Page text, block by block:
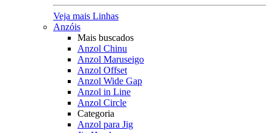
Veja mais Linhas
Anzóis
Mais buscados
Anzol Chinu
Anzol Maruseigo
Anzol Offset
Anzol Wide Gap
Anzol in Line
Anzol Circle
Categoria
Anzol para Jig